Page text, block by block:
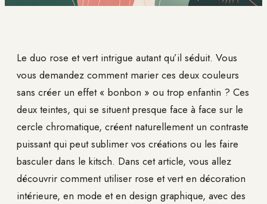
Le duo rose et vert intrigue autant qu’il séduit. Vous
vous demandez comment marier ces deux couleurs
sans créer un effet « bonbon » ou trop enfantin ? Ces
deux teintes, qui se situent presque face à face sur le
cercle chromatique, créent naturellement un contraste
puissant qui peut sublimer vos créations ou les faire
basculer dans le kitsch. Dans cet article, vous allez
découvrir comment utiliser rose et vert en décoration
intérieure, en mode et en design graphique, avec des